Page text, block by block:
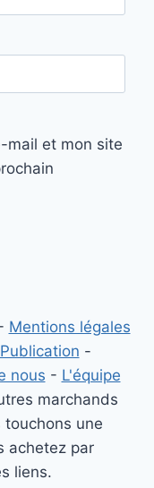
mail et mon site
Mentions légales
Publication -
nous - L'équipe
marchands
une
achetez par
liens.